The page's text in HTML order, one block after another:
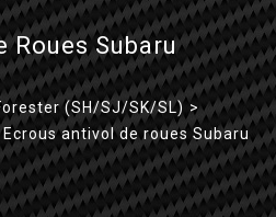
Roues Subaru
(SH/SJ/SK/SL) >
Ecrous antivol de roues Subaru